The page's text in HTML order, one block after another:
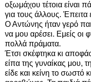
οξωμάχου τέτοια είναι
για τους άλλους. Έπειτα
Ο Αντώνης ήταν γερό
να μου αρέσει. Εμείς οι
πολλά πράματα.
Έτσι σκέφτηκα κι
είπα της γυναίκας μου,
είδε και κείνη το